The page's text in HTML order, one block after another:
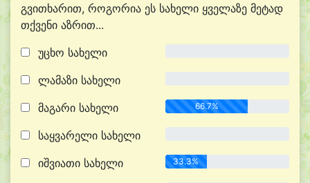
გვითხარით, როგორია ეს სახელი ყველაზე მეტად
თქვენი აზრით...
უცხო სახელი
ლამაზი სახელი
მაგარი სახელი 66.7%
საყვარელი სახელი
იშვიათი სახელი 33.3%